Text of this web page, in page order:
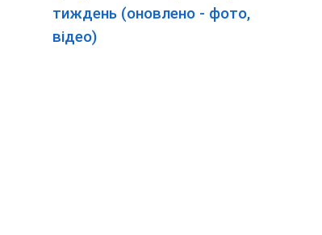
тиждень (оновлено - фото,
відео)